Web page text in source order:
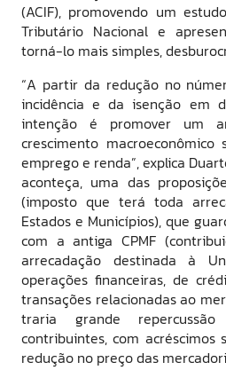
(ACIF), promovendo um
Tributário Nacional e
torná-lo mais simples,
“A partir da redução no
incidência e da isenção em
intenção é promover um
crescimento macroeconômico
emprego e renda”, explica
aconteça, uma das
(imposto que terá toda
Estados e Municípios), que
com a antiga CPMF
arrecadação destinada à
operações financeiras, de
transações relacionadas ao
traria grande
contribuintes, com acréscimos
redução no preço das